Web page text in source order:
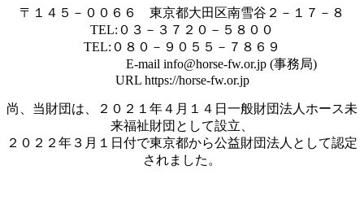
〒１４５－００６６ 東京都大田区南雪谷２－１７－８
TEL:０３－３７２０－５８００
TEL:０８０－９０５５－７８６９
E-mail info@horse-fw.or.jp (事務局)
URL https://horse-fw.or.jp
尚、当財団は、２０２１年４月１４日一般財団法人ホース未
来福祉財団として設立、
２０２２年３月１日付で東京都から公益財団法人として認定
されました。